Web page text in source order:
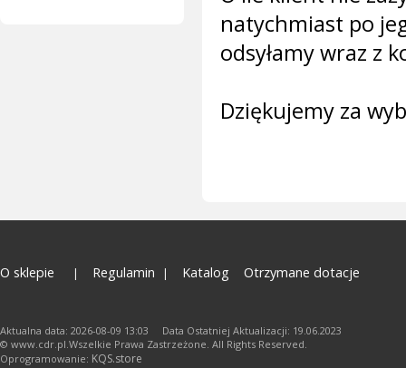
natychmiast po
odsyłamy wraz z
Dziękujemy za
O sklepie Regulamin Katalog Otrzymane dotacje
Aktualna data: 2026-08-09 13:03 Data Ostatniej Aktualizacji: 19.06.2023
© www.cdr.pl.Wszelkie Prawa Zastrzeżone. All Rights Reserved.
Oprogramowanie: KQS.store